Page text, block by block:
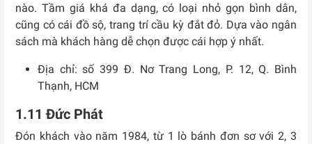
nào. Tầm giá khá đa dạng, có loại nhỏ gọn bình dân,
cũng có cái đồ sộ, trang trí cầu kỳ đắt đỏ. Dựa vào ngân
sách mà khách hàng dễ chọn được cái hợp ý nhất.
Địa chỉ: số 399 Đ. Nơ Trang Long, P. 12, Q. Bình
Thạnh, HCM
1.11 Đức Phát
Đón khách vào năm 1984, từ 1 lò bánh đơn sơ với 2, 3